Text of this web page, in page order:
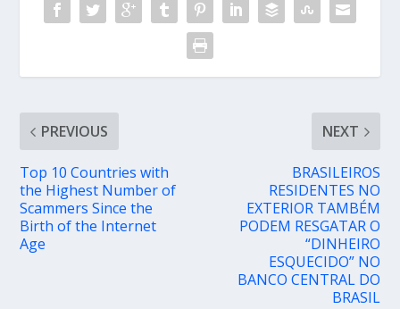
PREVIOUS
Top 10 Countries with
the Highest Number of
Scammers Since the
Birth of the Internet
Age
NEXT
BRASILEIROS
RESIDENTES NO
EXTERIOR TAMBÉM
PODEM RESGATAR O
“DINHEIRO
ESQUECIDO” NO
BANCO CENTRAL DO
BRASIL